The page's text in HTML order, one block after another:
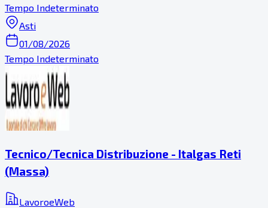
Tempo Indeterminato
Asti
01/08/2026
Tempo Indeterminato
Tecnico/Tecnica Distribuzione - Italgas Reti
(Massa)
LavoroeWeb